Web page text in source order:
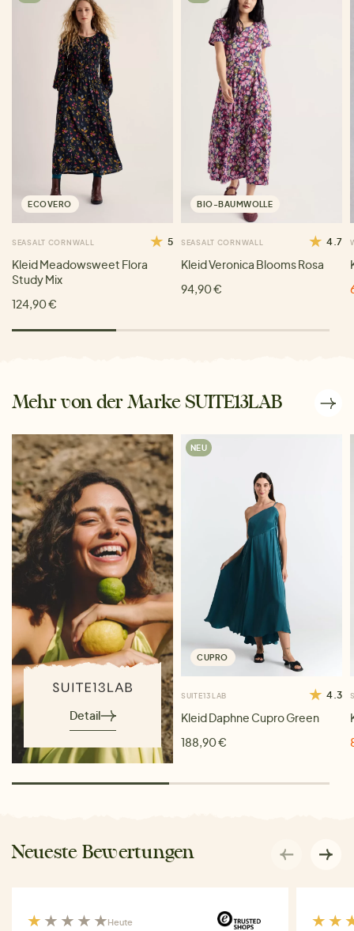
ECOVERO
SEASALT CORNWALL 5
Kleid Meadowsweet Flora
Study Mix
124,90 €
BIO-BAUMWOLLE
SEASALT CORNWALL 4.7
Kleid Veronica Blooms Rosa
94,90 €
Mehr von der Marke SUITE13LAB
Detail
NEU
CUPRO
SUITE13LAB 4.3
Kleid Daphne Cupro Green
188,90 €
Neueste Bewertungen
Heute